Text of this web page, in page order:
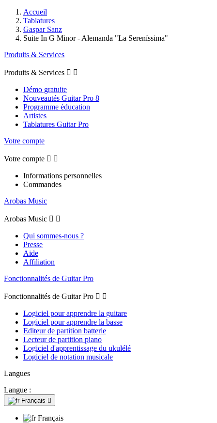
Accueil
Tablatures
Gaspar Sanz
Suite In G Minor - Alemanda "La Sereníssima"
Produits & Services
Produits & Services  
Démo gratuite
Nouveautés Guitar Pro 8
Programme éducation
Artistes
Tablatures Guitar Pro
Votre compte
Votre compte  
Informations personnelles
Commandes
Arobas Music
Arobas Music  
Qui sommes-nous ?
Presse
Aide
Affiliation
Fonctionnalités de Guitar Pro
Fonctionnalités de Guitar Pro  
Logiciel pour apprendre la guitare
Logiciel pour apprendre la basse
Editeur de partition batterie
Lecteur de partition piano
Logiciel d'apprentissage du ukulélé
Logiciel de notation musicale
Langues
Langue :
Français 
Français